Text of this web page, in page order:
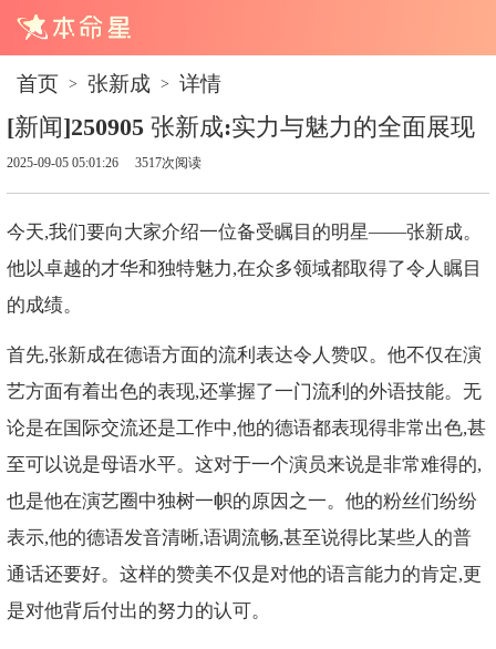
首页 > 张新成 > 详情
[新闻]250905 张新成:实力与魅力的全面展现
2025-09-05 05:01:26 3517次阅读
今天,我们要向大家介绍一位备受瞩目的明星——张新成。
他以卓越的才华和独特魅力,在众多领域都取得了令人瞩目
的成绩。
首先,张新成在德语方面的流利表达令人赞叹。他不仅在演
艺方面有着出色的表现,还掌握了一门流利的外语技能。无
论是在国际交流还是工作中,他的德语都表现得非常出色,甚
至可以说是母语水平。这对于一个演员来说是非常难得的,
也是他在演艺圈中独树一帜的原因之一。他的粉丝们纷纷
表示,他的德语发音清晰,语调流畅,甚至说得比某些人的普
通话还要好。这样的赞美不仅是对他的语言能力的肯定,更
是对他背后付出的努力的认可。